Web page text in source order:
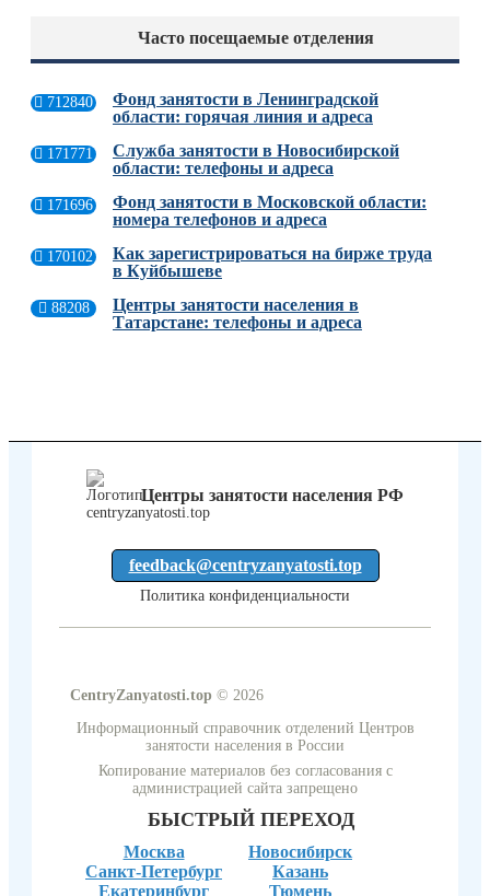
Часто посещаемые отделения
712840
Фонд занятости в Ленинградской
области: горячая линия и адреса
171771
Служба занятости в Новосибирской
области: телефоны и адреса
171696
Фонд занятости в Московской области:
номера телефонов и адреса
170102
Как зарегистрироваться на бирже труда
в Куйбышеве
88208
Центры занятости населения в
Татарстане: телефоны и адреса
Центры занятости населения РФ
feedback@centryzanyatosti.top
Политика конфиденциальности
CentryZanyatosti.top © 2026
Информационный справочник отделений Центров
занятости населения в России
Копирование материалов без согласования с
администрацией сайта запрещено
БЫСТРЫЙ ПЕРЕХОД
Москва
Санкт-Петербург
Екатеринбург
Новосибирск
Казань
Тюмень